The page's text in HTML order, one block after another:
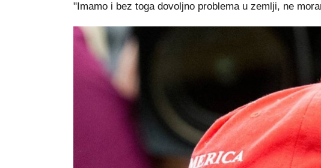
"Imamo i bez toga dovoljno problema u zemlji, ne